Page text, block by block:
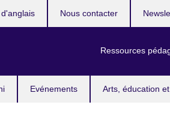
Evénements Arts, éducation
Ressources
Nous contacter